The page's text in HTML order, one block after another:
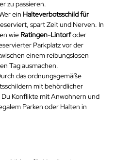
zu passieren.
ein Halteverbotsschild für
spart Zeit und Nerven. In
wie Ratingen-Lintorf oder
Parkplatz vor der
einem reibungslosen
Tag ausmachen.
das ordnungsgemäße
mit behördlicher
Konflikte mit Anwohnern und
Parken oder Halten in